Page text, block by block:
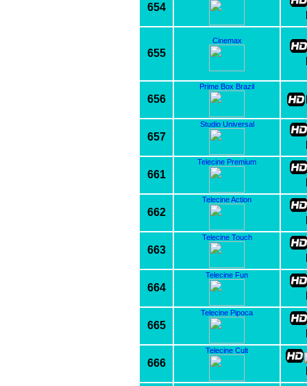
654
655
Cinemax
656
Prime Box Brazil
657
Studio Universal
661
Telecine Premium
662
Telecine Action
663
Telecine Touch
664
Telecine Fun
665
Telecine Pipoca
666
Telecine Cult